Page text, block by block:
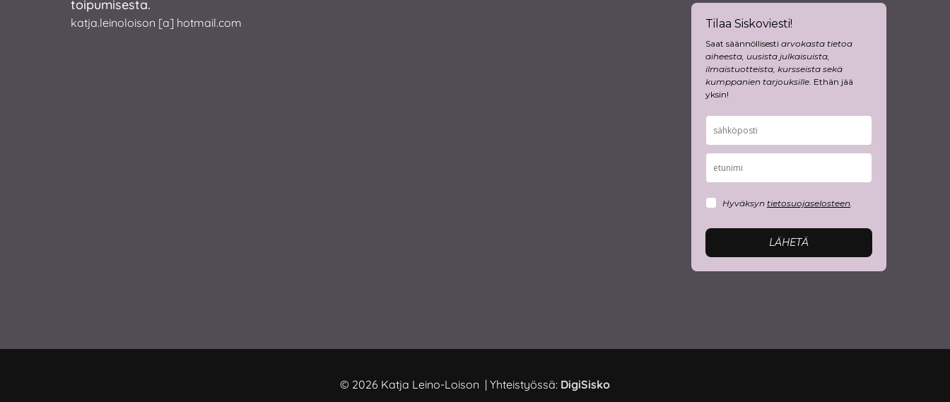
toipumisesta.
katja.leinoloison [a] hotmail.com Tilaa Siskoviesti!
Saat säännöllisesti arvokasta tietoa
aiheesta, uusista julkaisuista,
ilmaistuotteista, kursseista sekä
kumppanien tarjouksille. Ethän jää
yksin!
Hyväksyn tietosuojaselosteen.
LÄHETÄ
© 2026 Katja Leino-Loison | Yhteistyössä: DigiSisko